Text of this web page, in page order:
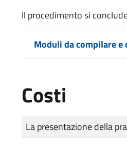
Il procedimento si
Moduli da compilare
Costi
Tipo di pagamento
Importo
La presentazione della